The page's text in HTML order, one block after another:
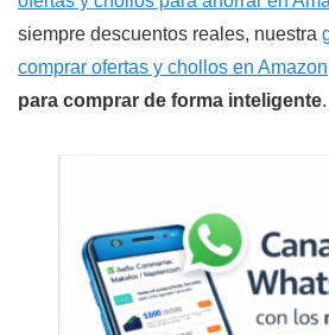
siempre descuentos reales, nuestra
comprar ofertas y chollos en Amazon
para comprar de forma inteligente.